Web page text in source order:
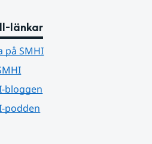
länkar
på SMHI
bloggen
podden